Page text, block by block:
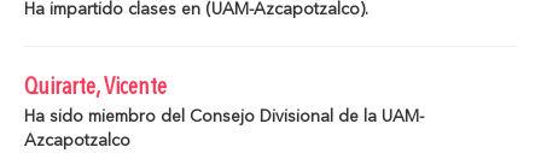
Ha impartido clases en (UAM-Azcapotzalco).
Quirarte, Vicente
Ha sido miembro del Consejo Divisional de la UAM-
Azcapotzalco